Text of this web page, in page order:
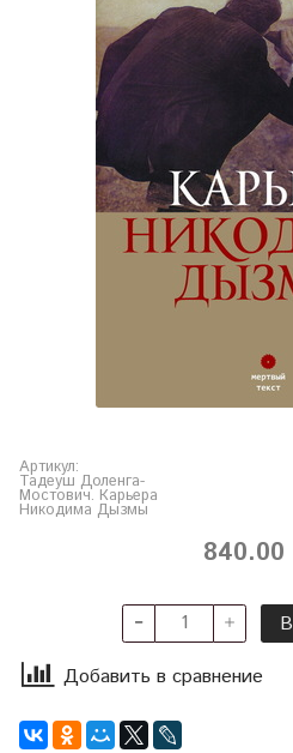
Артикул:
Тадеуш Доленга-
Мостович. Карьера
Никодима Дызмы
840.00
Добавить в сравнение